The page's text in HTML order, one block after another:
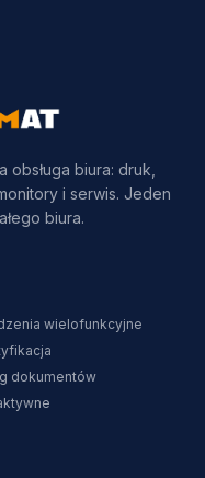
obsługa biura: druk,
i serwis. Jeden
biura.
wielofunkcyjne
dokumentów